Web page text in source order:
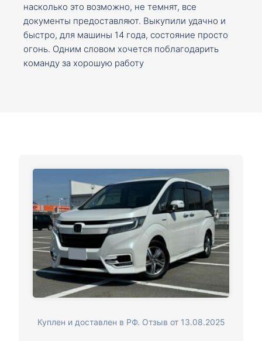
насколько это возможно, не темнят, все
документы предоставляют. Выкупили удачно и
быстро, для машины 14 года, состояние просто
огонь. Одним словом хочется поблагодарить
команду за хорошую работу
Куплен и доставлен в РФ. Отзыв от 13.08.2025